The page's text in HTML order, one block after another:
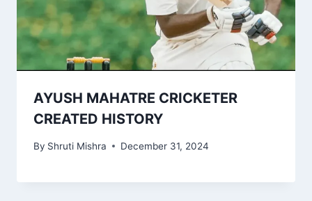
AYUSH MAHATRE CRICKETER
CREATED HISTORY
By Shruti Mishra December 31, 2024